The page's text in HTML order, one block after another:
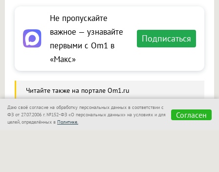
Не пропускайте
важное — узнавайте
первыми с Om1 в
«Макс»
Подписаться
Читайте также на портале Om1.ru
Необычный сувенир из Вьетнама обернулся
проблемами для пассажира в Новосибирске
Даю своё согласие на обработку персональных данных в соответствии с
ФЗ от 27.07.2006 г. №152-ФЗ «О персональных данных» на условиях и для
целей, определённых в Политике.
Согласен